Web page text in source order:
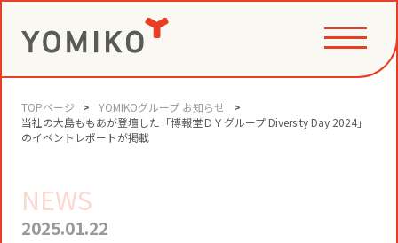
PHILOSOPHY
GAME CHANGE PARTNER
VALUE CREATION
TOPページ
YOMIKOグループ お知らせ
当社の大島ももあが登壇した「博報堂ＤＹグループ Diversity Day 2024」
のイベントレポートが掲載
NEWS
2025.01.22